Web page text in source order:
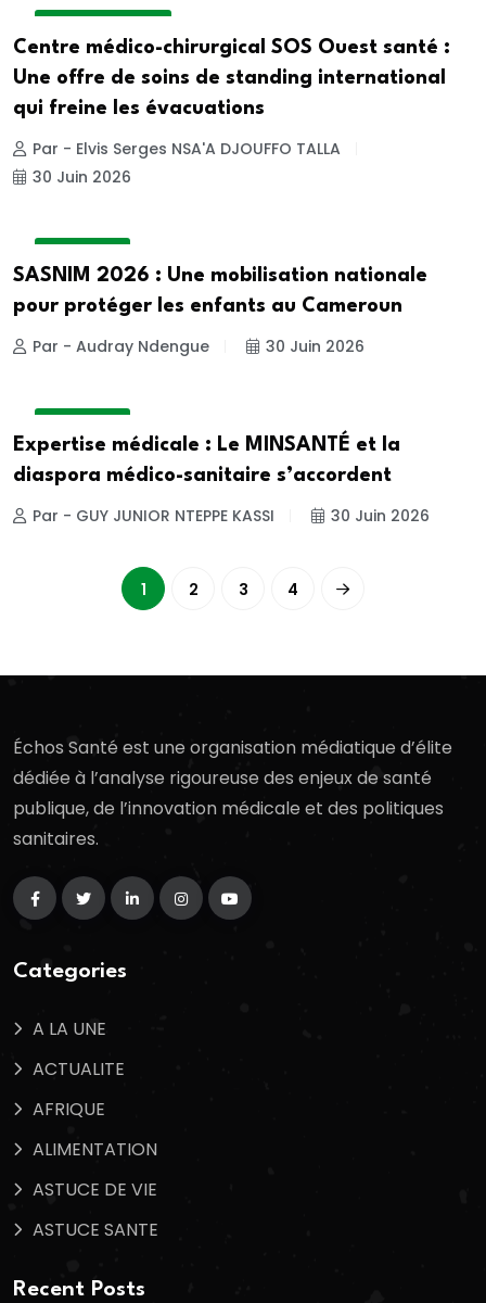
Centre médico-chirurgical SOS Ouest santé :
Une offre de soins de standing international
qui freine les évacuations
Par - Elvis Serges NSA'A DJOUFFO TALLA
30 Juin 2026
SASNIM 2026 : Une mobilisation nationale
pour protéger les enfants au Cameroun
Par - Audray Ndengue 30 Juin 2026
Expertise médicale : Le MINSANTÉ et la
diaspora médico-sanitaire s’accordent
Par - GUY JUNIOR NTEPPE KASSI 30 Juin 2026
1 2 3 4
Échos Santé est une organisation médiatique d’élite
dédiée à l’analyse rigoureuse des enjeux de santé
publique, de l’innovation médicale et des politiques
sanitaires.
Categories
A LA UNE
ACTUALITE
AFRIQUE
ALIMENTATION
ASTUCE DE VIE
ASTUCE SANTE
Recent Posts